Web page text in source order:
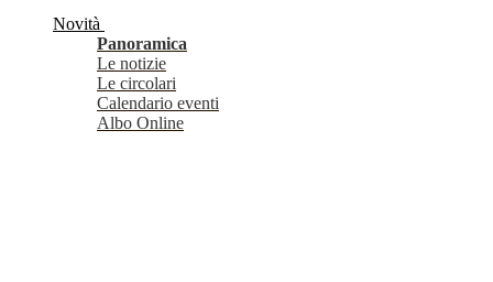
Novità
Panoramica
Le notizie
Le circolari
Calendario eventi
Albo Online